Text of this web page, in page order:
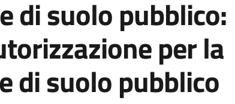
di suolo pubblico:
per la
di suolo pubblico